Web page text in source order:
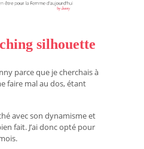
silhouette
parce que je cherchais à
faire mal au dos, étant
avec son dynamisme et
fait. J’ai donc opté pour